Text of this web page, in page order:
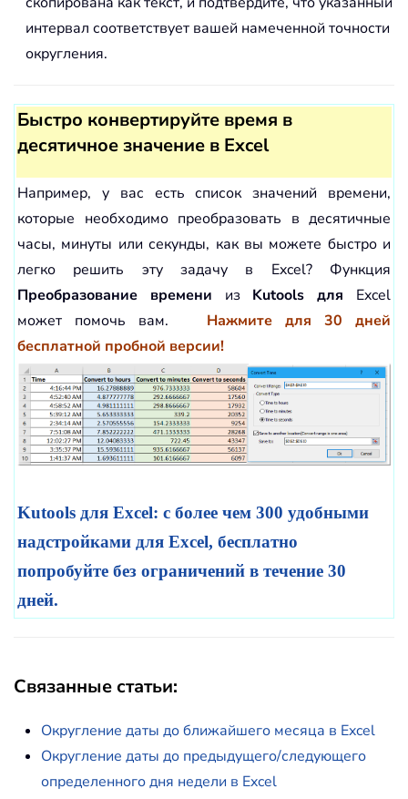
интервал соответствует вашей намеченной точности
округления.
Быстро конвертируйте время в
десятичное значение в Excel
Например, у вас есть список значений времени,
которые необходимо преобразовать в десятичные
часы, минуты или секунды, как вы можете быстро и
легко решить эту задачу в Excel? Функция
Преобразование времени из Kutools для Excel
может помочь вам. Нажмите для 30 дней
бесплатной пробной версии!
Kutools для Excel: с более чем 300 удобными
надстройками для Excel, бесплатно
попробуйте без ограничений в течение 30
дней.
Связанные статьи:
Округление даты до ближайшего месяца в Excel
Округление даты до предыдущего/следующего
определенного дня недели в Excel